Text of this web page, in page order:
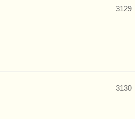
3129
3130